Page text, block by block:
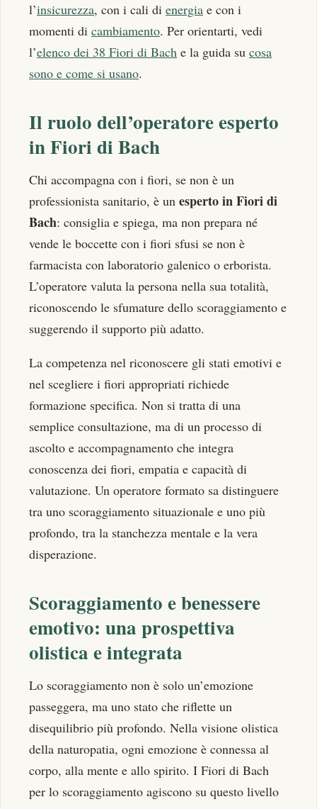
l’insicurezza, con i cali di energia e con i
momenti di cambiamento. Per orientarti, vedi
l’elenco dei 38 Fiori di Bach e la guida su cosa
sono e come si usano.
Il ruolo dell’operatore esperto
in Fiori di Bach
Chi accompagna con i fiori, se non è un
professionista sanitario, è un esperto in Fiori di
Bach: consiglia e spiega, ma non prepara né
vende le boccette con i fiori sfusi se non è
farmacista con laboratorio galenico o erborista.
L’operatore valuta la persona nella sua totalità,
riconoscendo le sfumature dello scoraggiamento e
suggerendo il supporto più adatto.
La competenza nel riconoscere gli stati emotivi e
nel scegliere i fiori appropriati richiede
formazione specifica. Non si tratta di una
semplice consultazione, ma di un processo di
ascolto e accompagnamento che integra
conoscenza dei fiori, empatia e capacità di
valutazione. Un operatore formato sa distinguere
tra uno scoraggiamento situazionale e uno più
profondo, tra la stanchezza mentale e la vera
disperazione.
Scoraggiamento e benessere
emotivo: una prospettiva
olistica e integrata
Lo scoraggiamento non è solo un’emozione
passeggera, ma uno stato che riflette un
disequilibrio più profondo. Nella visione olistica
della naturopatia, ogni emozione è connessa al
corpo, alla mente e allo spirito. I Fiori di Bach
per lo scoraggiamento agiscono su questo livello